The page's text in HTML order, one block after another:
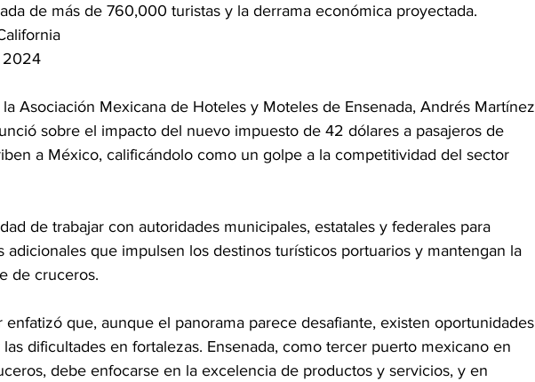
de más de 760,000 turistas y la derrama económica proyectada.
2024
Asociación Mexicana de Hoteles y Moteles de Ensenada, Andrés Martínez
sobre el impacto del nuevo impuesto de 42 dólares a pasajeros de
a México, calificándolo como un golpe a la competitividad del sector
de trabajar con autoridades municipales, estatales y federales para
adicionales que impulsen los destinos turísticos portuarios y mantengan la
de cruceros.
enfatizó que, aunque el panorama parece desafiante, existen oportunidades
las dificultades en fortalezas. Ensenada, como tercer puerto mexicano en
debe enfocarse en la excelencia de productos y servicios, y en